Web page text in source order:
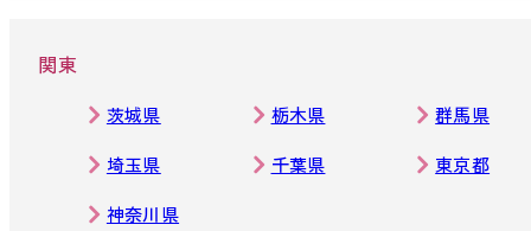
関東
茨城県 栃木県
群馬県
埼玉県
千葉県
東京都
神奈川県